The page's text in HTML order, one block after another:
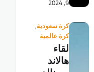
9, 2024
كرة سعودية,
كرة عالمية
لقاء
هالاند